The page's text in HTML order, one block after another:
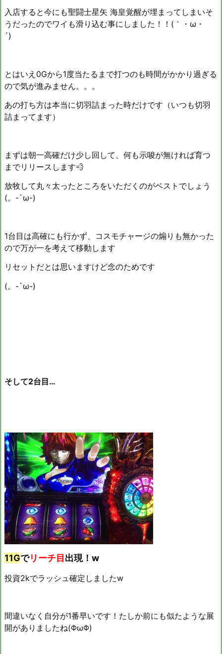
入店すると今にも聖闘士星矢 海皇覚醒が埋まってしまいそ
うだったのでワイも滑り込む事にしました！！(｀・ω・
´)ゞ
とはいえ0Gから1度当たるまで打つのも時間がかかり過ぎる
ので気が進みません。。。
あの打ち方は本当に切羽詰まった時だけです（いつも切羽
詰まってます）
まずは朝一高確だけ少し回して、何も示唆が無ければ育つ
までリリースします💨
放牧して丸々太ったところをいただくのがベストでしょう
(。-`ω-)
1台目は高確にも行かず、コスモチャージの煽りも無かった
ので万が一を考えて移動します
リセットだとは思いますけど念のためです
(。-`ω-)
そして2台目…
11Gでリーチ目 出現！w
投資2kでラッシュ確定しましたw
間違いなく自分が1番早いです！たしか前にも似たような展
開がありましたね(ΦωΦ)